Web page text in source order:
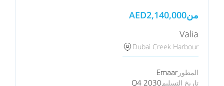
من AED2,140,000
Valia
Dubai Creek Harbour
المطور Emaar
تاريخ التسليمQ4 2030